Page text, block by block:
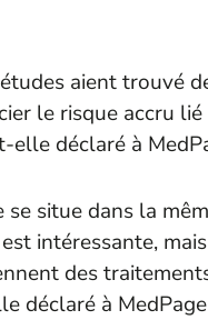
aient trouvé
le risque accru
elle déclaré à
situe dans la
intéressante,
des
déclaré à